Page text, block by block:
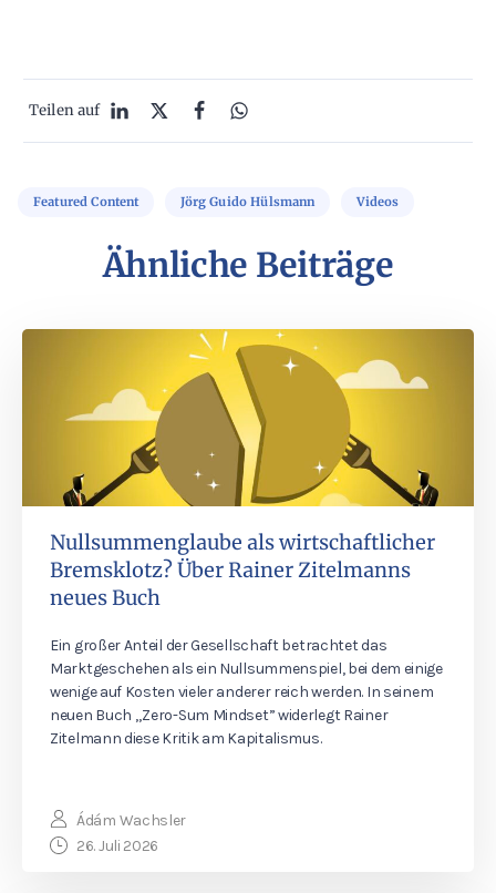
Teilen auf
Featured Content Jörg Guido Hülsmann Videos
Ähnliche Beiträge
Nullsummenglaube als wirtschaftlicher
Bremsklotz? Über Rainer Zitelmanns
neues Buch
Ein großer Anteil der Gesellschaft betrachtet das
Marktgeschehen als ein Nullsummenspiel, bei dem einige
wenige auf Kosten vieler anderer reich werden. In seinem
neuen Buch „Zero-Sum Mindset” widerlegt Rainer
Zitelmann diese Kritik am Kapitalismus.
Ádám Wachsler
26. Juli 2026